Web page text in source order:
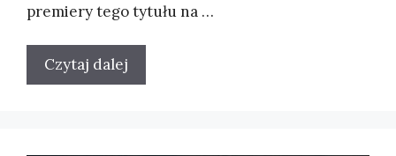
premiery tego tytułu na …
Czytaj dalej